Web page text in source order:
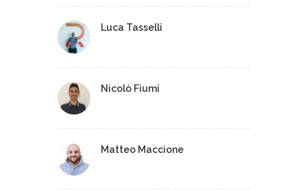
Luca Tasselli
Nicolò Fiumi
Matteo Maccione